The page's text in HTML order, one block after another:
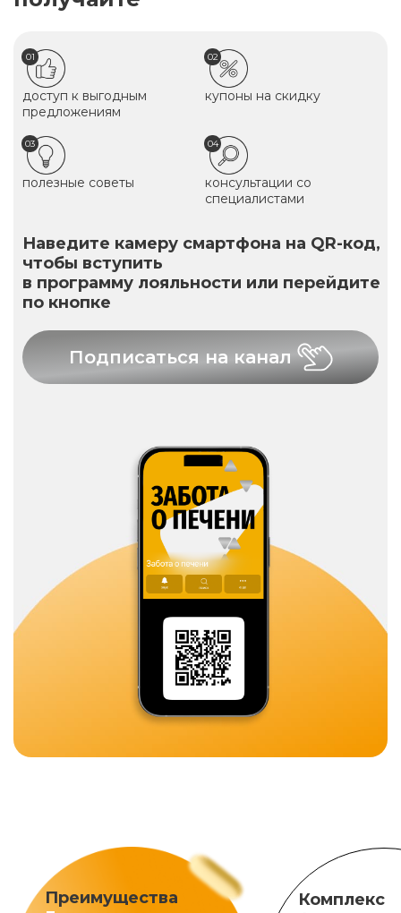
01
доступ к выгодным
предложениям
02
купоны на скидку
03
полезные советы
04
консультации со
специалистами
Наведите камеру смартфона на QR-код,
чтобы вступить
в программу лояльности или перейдите
по кнопке
Подписаться на канал
Преимущества
Комплекс